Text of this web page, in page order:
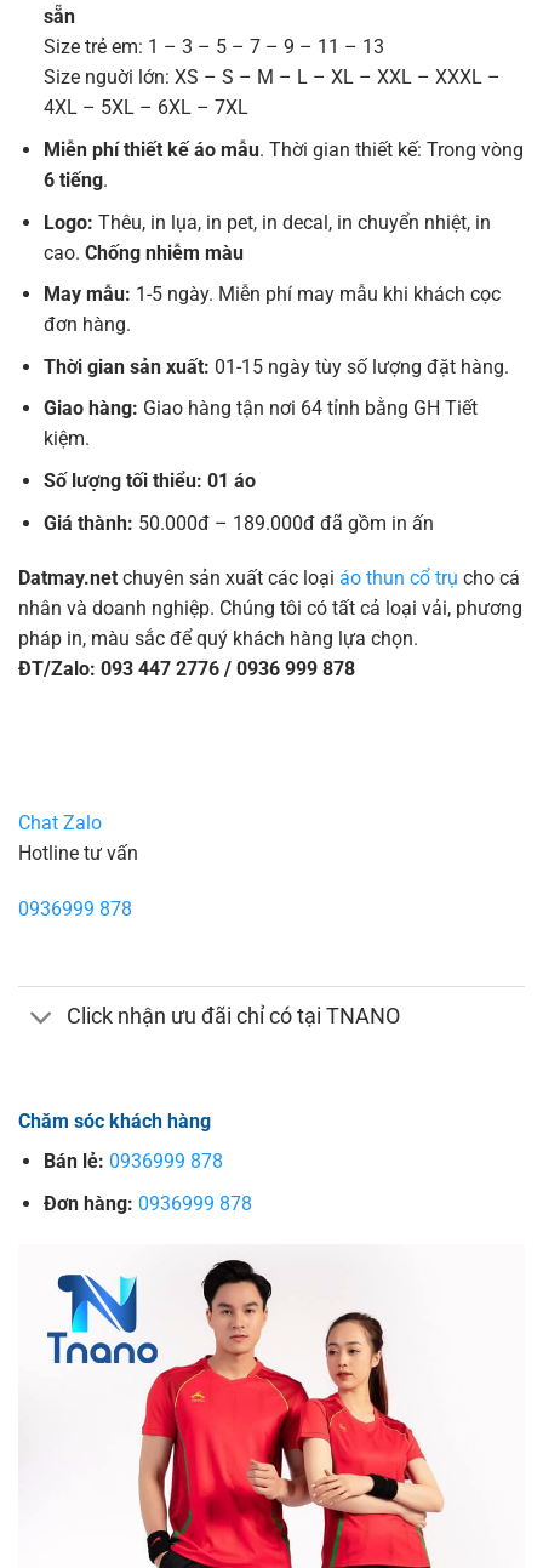
sẵn
Size trẻ em: 1 – 3 – 5 – 7 – 9 – 11 – 13
Size nguời lớn: XS – S – M – L – XL – XXL – XXXL –
4XL – 5XL – 6XL – 7XL
Miễn phí thiết kế áo mẫu. Thời gian thiết kế: Trong vòng
6 tiếng.
Logo: Thêu, in lụa, in pet, in decal, in chuyển nhiệt, in
cao. Chống nhiễm màu
May mẫu: 1-5 ngày. Miễn phí may mẫu khi khách cọc
đơn hàng.
Thời gian sản xuất: 01-15 ngày tùy số lượng đặt hàng.
Giao hàng: Giao hàng tận nơi 64 tỉnh bằng GH Tiết
kiệm.
Số lượng tối thiểu: 01 áo
Giá thành: 50.000đ – 189.000đ đã gồm in ấn
Datmay.net chuyên sản xuất các loại áo thun cổ trụ cho cá
nhân và doanh nghiệp. Chúng tôi có tất cả loại vải, phương
pháp in, màu sắc để quý khách hàng lựa chọn.
ĐT/Zalo: 093 447 2776 / 0936 999 878
Chat Zalo
Hotline tư vấn
0936999 878
Click nhận ưu đãi chỉ có tại TNANO
Chăm sóc khách hàng
Bán lẻ: 0936999 878
Đơn hàng: 0936999 878